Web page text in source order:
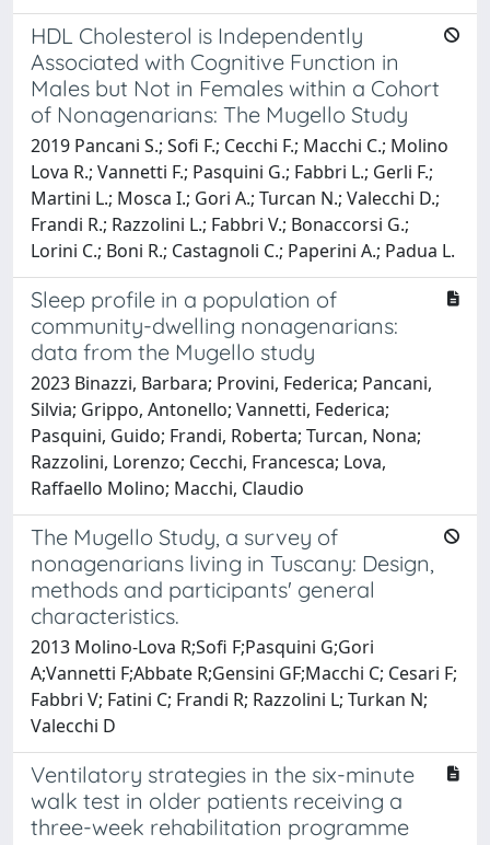
HDL Cholesterol is Independently
Associated with Cognitive Function in
Males but Not in Females within a Cohort
of Nonagenarians: The Mugello Study
2019 Pancani S.; Sofi F.; Cecchi F.; Macchi C.; Molino
Lova R.; Vannetti F.; Pasquini G.; Fabbri L.; Gerli F.;
Martini L.; Mosca I.; Gori A.; Turcan N.; Valecchi D.;
Frandi R.; Razzolini L.; Fabbri V.; Bonaccorsi G.;
Lorini C.; Boni R.; Castagnoli C.; Paperini A.; Padua L.
Sleep profile in a population of
community-dwelling nonagenarians:
data from the Mugello study
2023 Binazzi, Barbara; Provini, Federica; Pancani,
Silvia; Grippo, Antonello; Vannetti, Federica;
Pasquini, Guido; Frandi, Roberta; Turcan, Nona;
Razzolini, Lorenzo; Cecchi, Francesca; Lova,
Raffaello Molino; Macchi, Claudio
The Mugello Study, a survey of
nonagenarians living in Tuscany: Design,
methods and participants' general
characteristics.
2013 Molino-Lova R;Sofi F;Pasquini G;Gori
A;Vannetti F;Abbate R;Gensini GF;Macchi C; Cesari F;
Fabbri V; Fatini C; Frandi R; Razzolini L; Turkan N;
Valecchi D
Ventilatory strategies in the six-minute
walk test in older patients receiving a
three-week rehabilitation programme